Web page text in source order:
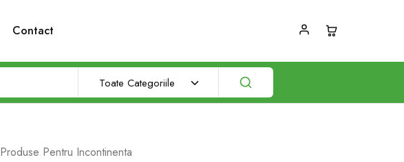
Contact
Toate Categoriile
Produse Pentru Incontinenta